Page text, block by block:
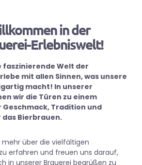
in der
Erlebniswelt!
faszinierende Welt der
mit allen Sinnen, was unsere
macht! In unserer
wir die Türen zu einem
Geschmack, Tradition und
Bierbrauen.
mehr über die vielfältigen
erfahren und freuen uns darauf,
in unserer Brauerei begrüßen zu